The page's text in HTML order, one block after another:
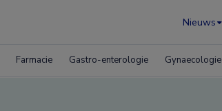
Nieuws
Farmacie Gastro-enterologie Gynaecologie